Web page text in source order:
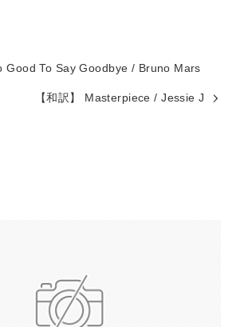
Good To Say Goodbye / Bruno Mars
【和訳】 Masterpiece / Jessie J